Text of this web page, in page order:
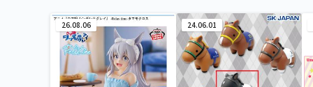
26.08.06 24.06.01